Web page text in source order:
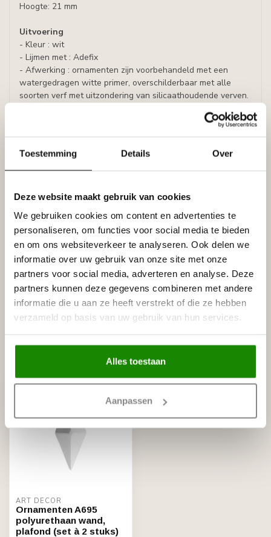
Toestemming Details Over
Deze website maakt gebruik van cookies
We gebruiken cookies om content en advertenties te
personaliseren, om functies voor social media te bieden
en om ons websiteverkeer te analyseren. Ook delen we
informatie over uw gebruik van onze site met onze
partners voor social media, adverteren en analyse. Deze
partners kunnen deze gegevens combineren met andere
informatie die u aan ze heeft verstrekt of die ze hebben
verzameld op basis van uw gebruik van hun services.
Alles toestaan
Aanpassen
Hoogte: 21 mm
Uitvoering
- Kleur : wit
- Lijmen met : Adefix
- Afwerking : ornamenten zijn voorbehandeld met een
watergedragen witte primer, overschilderbaar met alle
soorten verf met uitzondering van silicaathoudende verven.
Folder Art Decor / Arxat ornamenten
Reviews
Tags
Gerelateerde producten
NMC
NMC Adefix lijmkoker 310 ml
Op voorraad
€8,95
ART DÉCOR
Ornamenten A695
polyurethaan wand,
plafond (set à 2 stuks)